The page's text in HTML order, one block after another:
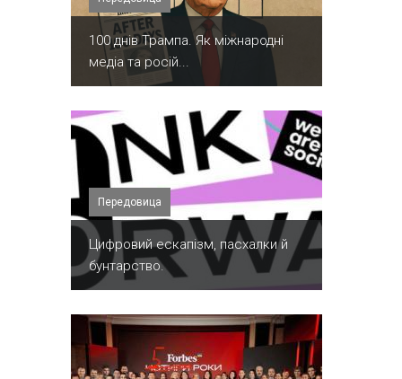
100 днів Трампа. Як міжнародні
медіа та росій...
Передовица
​Цифровий ескапізм, пасхалки й
бунтарство.